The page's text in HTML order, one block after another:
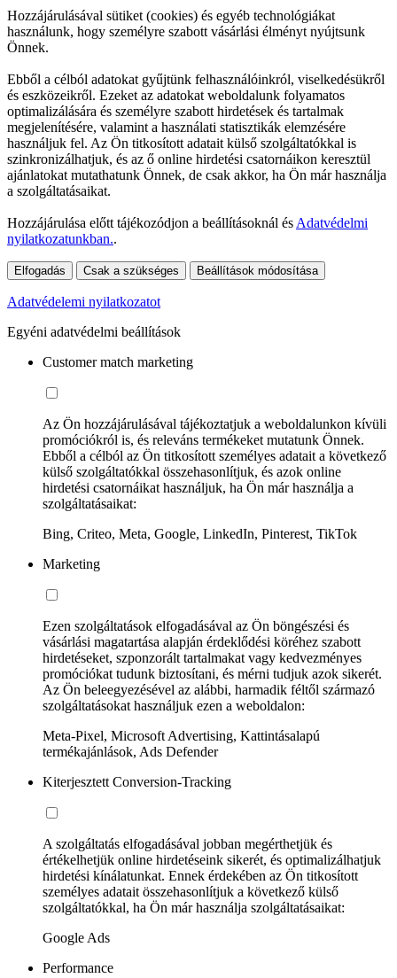
Hozzájárulásával sütiket (cookies) és egyéb technológiákat
használunk, hogy személyre szabott vásárlási élményt nyújtsunk
Önnek.
Ebből a célból adatokat gyűjtünk felhasználóinkról, viselkedésükről
és eszközeikről. Ezeket az adatokat weboldalunk folyamatos
optimalizálására és személyre szabott hirdetések és tartalmak
megjelenítésére, valamint a használati statisztikák elemzésére
használjuk fel. Az Ön titkosított adatait külső szolgáltatókkal is
szinkronizálhatjuk, és az ő online hirdetési csatornáikon keresztül
ajánlatokat mutathatunk Önnek, de csak akkor, ha Ön már használja
a szolgáltatásaikat.
Hozzájárulása előtt tájékozódjon a beállításoknál ésAdatvédelmi
nyilatkozatunkban..
Elfogadás Csak a szükséges Beállítások módosítása
Adatvédelemi nyilatkozatot
Egyéni adatvédelmi beállítások
Customer match marketing
Az Ön hozzájárulásával tájékoztatjuk a weboldalunkon kívüli
promóciókról is, és releváns termékeket mutatunk Önnek.
Ebből a célból az Ön titkosított személyes adatait a következő
külső szolgáltatókkal összehasonlítjuk, és azok online
hirdetési csatornáikat használjuk, ha Ön már használja a
szolgáltatásaikat:
Bing, Criteo, Meta, Google, LinkedIn, Pinterest, TikTok
Marketing
Ezen szolgáltatások elfogadásával az Ön böngészési és
vásárlási magatartása alapján érdeklődési köréhez szabott
hirdetéseket, szponzorált tartalmakat vagy kedvezményes
promóciókat tudunk biztosítani, és mérni tudjuk azok sikerét.
Az Ön beleegyezésével az alábbi, harmadik féltől származó
szolgáltatásokat használjuk ezen a weboldalon:
Meta-Pixel, Microsoft Advertising, Kattintásalapú
termékajánlások, Ads Defender
Kiterjesztett Conversion-Tracking
A szolgáltatás elfogadásával jobban megérthetjük és
értékelhetjük online hirdetéseink sikerét, és optimalizálhatjuk
hirdetési kínálatunkat. Ennek érdekében az Ön titkosított
személyes adatait összehasonlítjuk a következő külső
szolgáltatókkal, ha Ön már használja szolgáltatásaikat:
Google Ads
Performance